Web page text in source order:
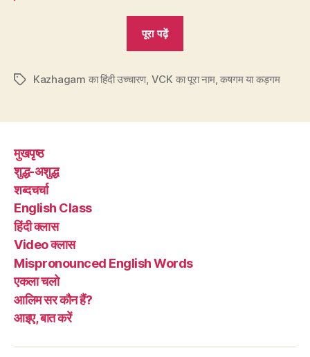
पूरा पढ़ें
TVK
कषगम
TagsKazhagam का हिंदी उच्चारण, VCK का पूरा नाम,कषगम या कड़गम
मुखपृष्ठ
शुद्ध-अशुद्ध
शब्दचर्चा
English Class
हिंदी क्लास
Video क्लास
Mispronounced English Words
एकला चलो
आलिम सर कौन हैं?
आइए, बात करें